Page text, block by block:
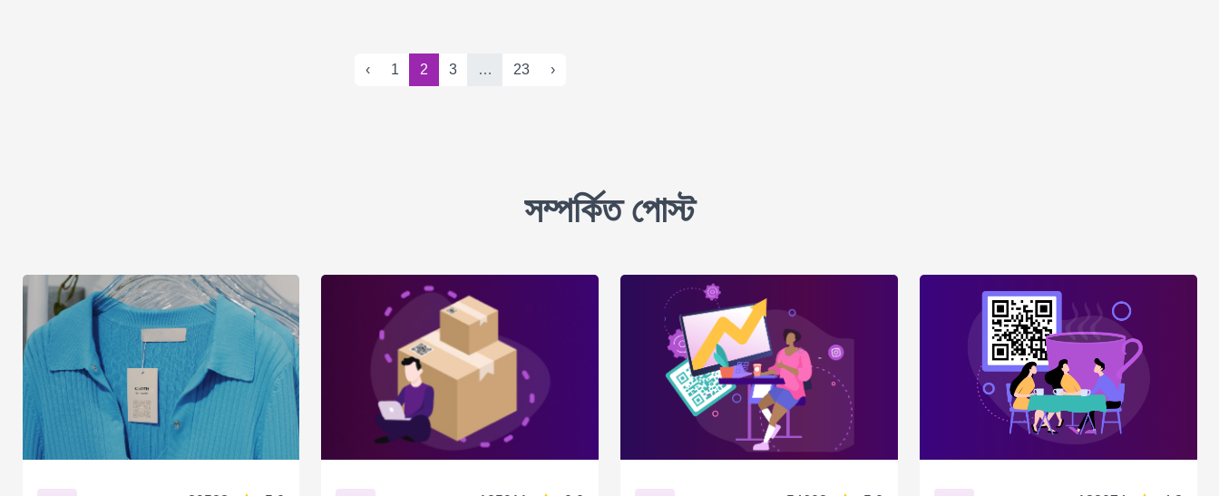
‹ 1 2 3 … 23 ›
সম্পর্কিত পোস্ট